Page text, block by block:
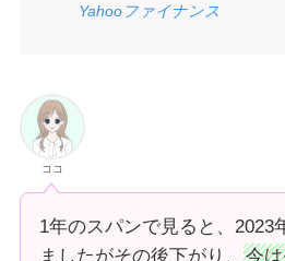
Yahooファイナンス
ココ
1年のスパンで見ると、2023
ましたがその後下がり、
今